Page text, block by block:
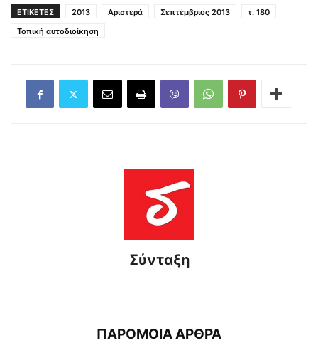
ΕΤΙΚΕΤΕΣ 2013 Αριστερά Σεπτέμβριος 2013
τ. 180
Τοπική αυτοδιοίκηση
Σύνταξη
ΠΑΡΟΜΟΙΑ ΑΡΘΡΑ